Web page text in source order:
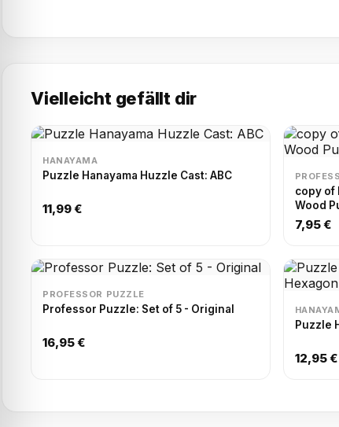
Vielleicht gefällt dir
HANAYAMA
Puzzle Hanayama Huzzle Cast: ABC
11,99 €
copy of
Wood
7,95 €
PROFESSOR PUZZLE
Professor Puzzle: Set of 5 - Original
16,95 €
Puzzle
12,95 €